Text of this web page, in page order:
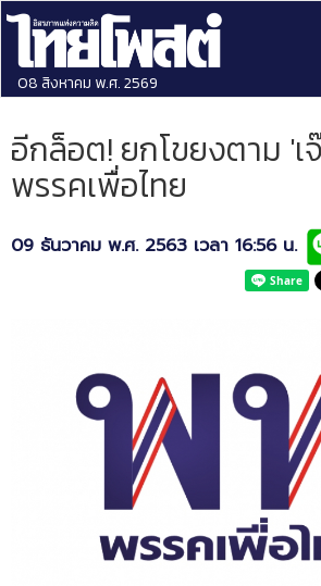
08 สิงหาคม พ.ศ. 2569
อีกล็อต! ยกโขยงตาม '
พรรคเพื่อไทย
09 ธันวาคม พ.ศ. 2563 เวลา 16:56 น.